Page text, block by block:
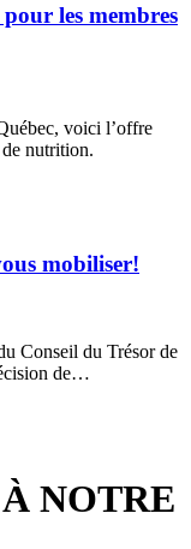
les membres
voici l’offre
nutrition.
mobiliser!
Conseil du Trésor de
de…
NOTRE